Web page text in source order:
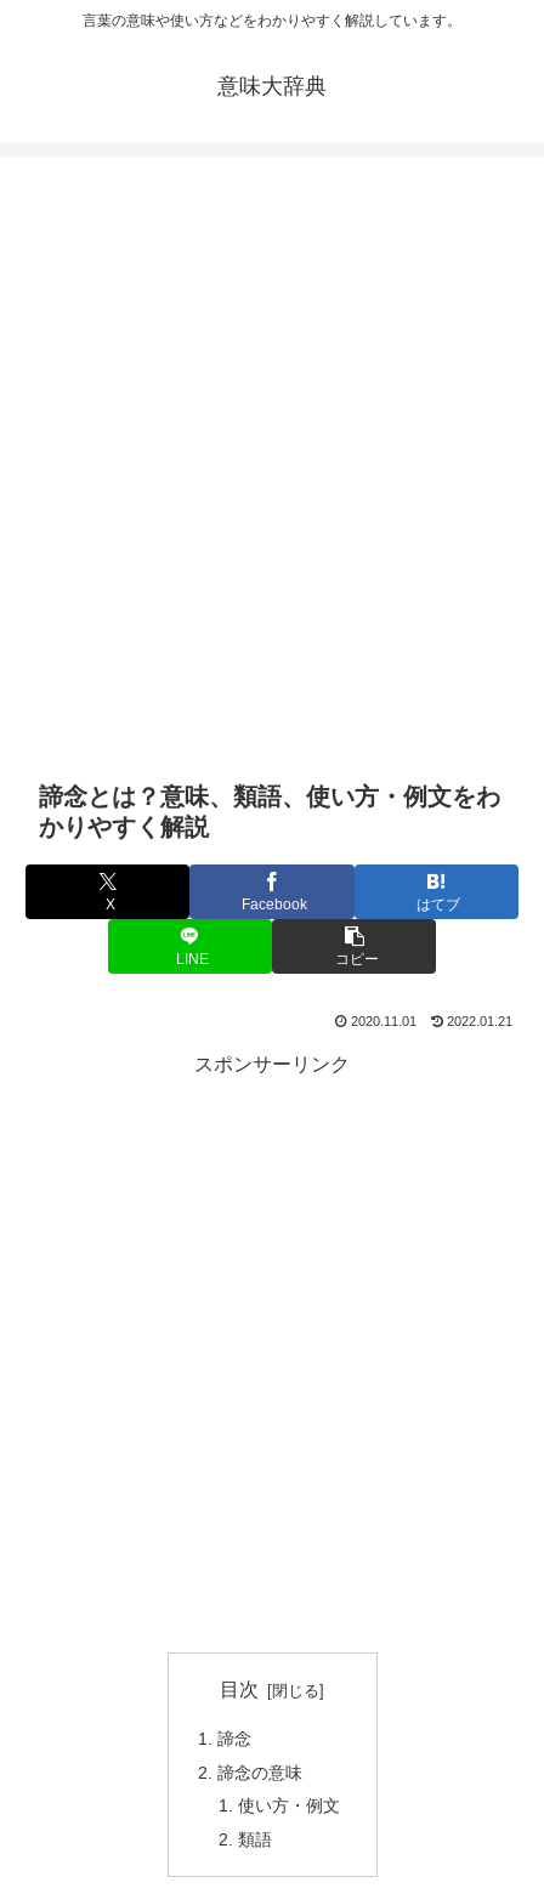
言葉の意味や使い方などをわかりやすく解説しています。
意味大辞典
諦念とは？意味、類語、使い方・例文をわ
かりやすく解説
X Facebook はてブ
LINE コピー
2020.11.01 2022.01.21
スポンサーリンク
目次
諦念
諦念の意味
使い方・例文
類語